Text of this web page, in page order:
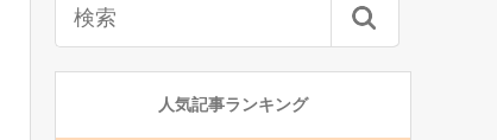
人気記事ランキング